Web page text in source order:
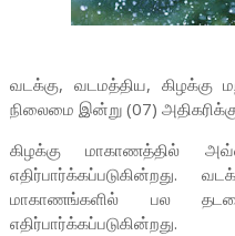
வடக்கு, வடமத்திய,
நிலைமை இன்று (07)
கிழக்கு மாகாணத்தில்
மாகாணங்களில் பல
எதிர்பார்க்கப்படுகின்றது.